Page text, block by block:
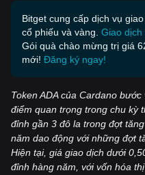
Bitget cung cấp dịch vụ
cổ phiếu và vàng. Giao dịch
Gói quà chào mừng trị giá
mới! Đăng ký ngay!
Token ADA của Cardano
điểm quan trọng trong chu kỳ
đỉnh gần 3 đô la trong đợt
năm dao động với những đợt
Hiện tại, giá giao dịch dưới
đỉnh hàng năm, với vốn hóa